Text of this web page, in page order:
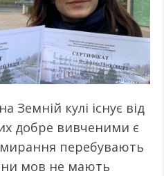
Земній кулі існує від
добре вивченими є
перебувають
мов не мають